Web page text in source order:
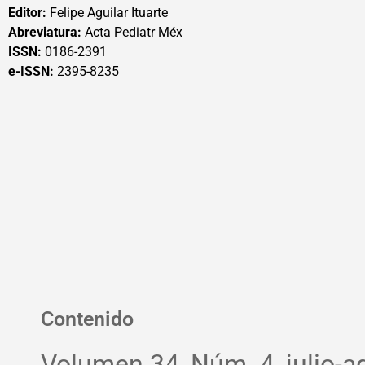
Editor: Felipe Aguilar Ituarte
Abreviatura: Acta Pediatr Méx
ISSN: 0186-2391
e-ISSN: 2395-8235
Contenido